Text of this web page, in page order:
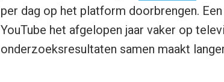
per dag op het platform doorbrengen.
YouTube het afgelopen jaar vaker op
onderzoeksresultaten samen maakt